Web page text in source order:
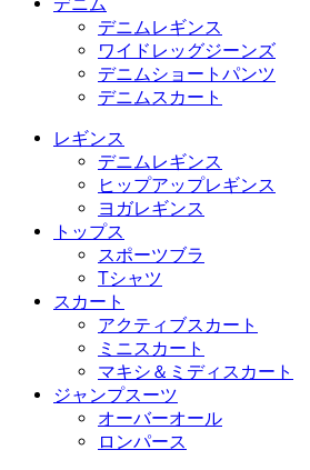
デニムレギンス
ワイドレッグジーンズ
デニムショートパンツ
デニムスカート
レギンス
デニムレギンス
ヒップアップレギンス
ヨガレギンス
トップス
スポーツブラ
Tシャツ
スカート
アクティブスカート
ミニスカート
マキシ＆ミディスカート
ジャンプスーツ
オーバーオール
ロンパース